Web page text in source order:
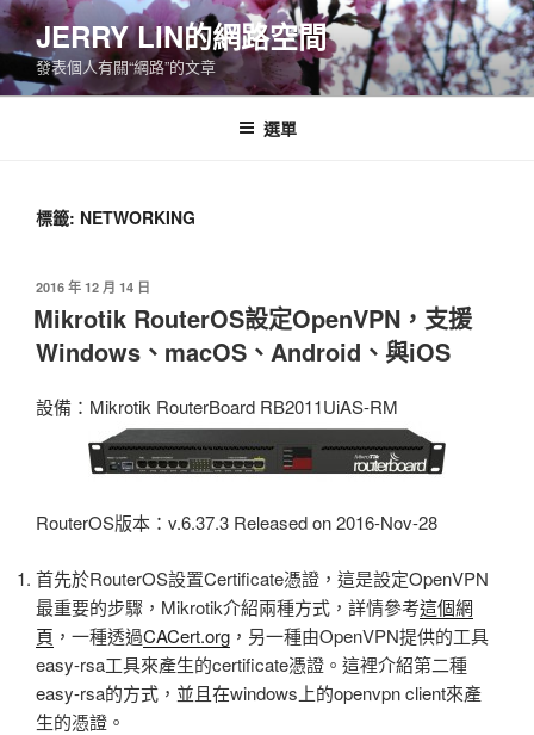
跳
至
主
要
JERRY LIN的網路空間
發表個人有關“網路”的文章
選單
標籤: NETWORKING
發
佈
於
2016 年 12 月 14 日
Mikrotik RouterOS設定OpenVPN，支援
Windows、macOS、Android、與iOS
設備：Mikrotik RouterBoard RB2011UiAS-RM
RouterOS版本：v.6.37.3 Released on 2016-Nov-28
首先於RouterOS設置Certificate憑證，這是設定OpenVPN
最重要的步驟，Mikrotik介紹兩種方式，詳情參考這個網
頁 ，一種透過CACert.org ，另一種由OpenVPN提供的工具
easy-rsa工具來產生的certificate憑證。這裡介紹第二種
easy-rsa的方式，並且在windows上的openvpn client來產
生的憑證。